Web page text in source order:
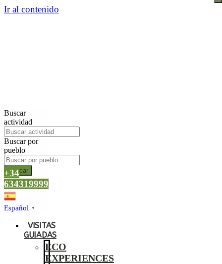
Ir al contenido
Buscar
actividad
Buscar por
pueblo
Buscar
+34
634319999
Español ▼
VISITAS
GUIADAS
ECO
EXPERIENCES